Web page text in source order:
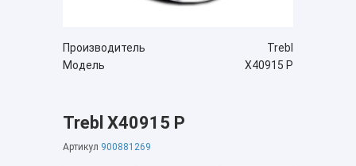
Производитель
Trebl
Модель
X40915 P
Trebl X40915 P
Артикул 900881269